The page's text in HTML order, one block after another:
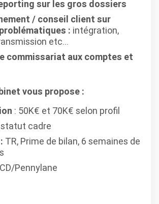
sur les gros dossiers
/ conseil client sur
: intégration,
etc...
commissariat aux comptes et
vous propose :
: 50K€ et 70K€ selon profil
statut cadre
TR, Prime de bilan, 6 semaines de
Pennylane